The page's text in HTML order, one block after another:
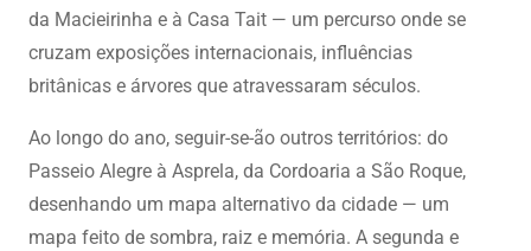
da Macieirinha e à Casa Tait — um percurso onde se
cruzam exposições internacionais, influências
britânicas e árvores que atravessaram séculos.
Ao longo do ano, seguir-se-ão outros territórios: do
Passeio Alegre à Asprela, da Cordoaria a São Roque,
desenhando um mapa alternativo da cidade — um
mapa feito de sombra, raiz e memória. A segunda e